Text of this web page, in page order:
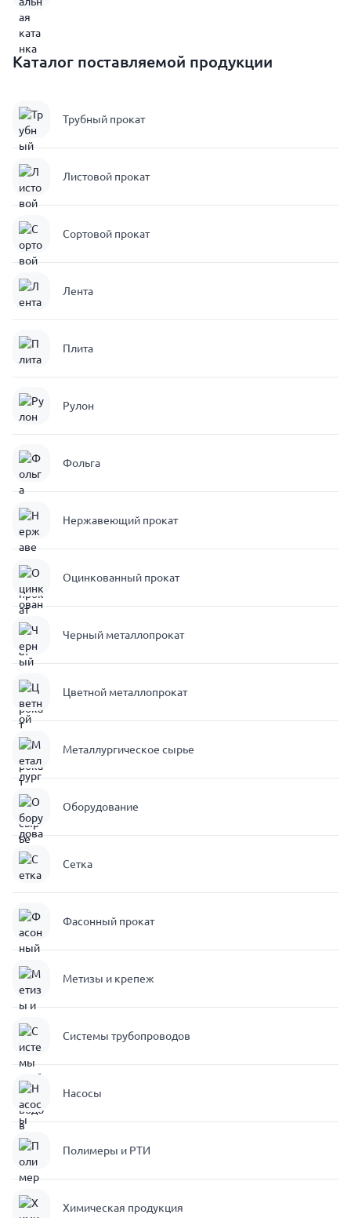
Каталог поставляемой продукции
Трубный прокат
Листовой прокат
Сортовой прокат
Лента
Плита
Рулон
Фольга
Нержавеющий прокат
Оцинкованный прокат
Черный металлопрокат
Цветной металлопрокат
Металлургическое сырье
Оборудование
Сетка
Фасонный прокат
Метизы и крепеж
Системы трубопроводов
Насосы
Полимеры и РТИ
Химическая продукция